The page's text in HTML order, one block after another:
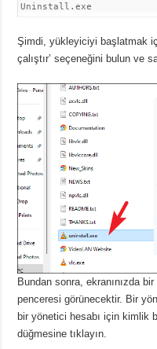
Uninstall.exe
Şimdi, yükleyiciyi başlatmak
çalıştır’ seçeneğinibulun ve
Bundan sonra, ekranınızda
penceresi görünecektir. Bir
bir yönetici hesabı için kimlik
düğmesine tıklayın.